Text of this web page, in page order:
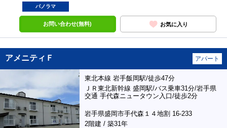
パノラマ
お問い合わせ(無料) お気に入り
アメニティＦ アパート
東北本線 岩手飯岡駅/徒歩47分
ＪＲ東北新幹線 盛岡駅/バス乗車31分/岩手県
交通 手代森ニュータウン入口/徒歩2分
岩手県盛岡市手代森１４地割 16-233
2階建 / 築31年